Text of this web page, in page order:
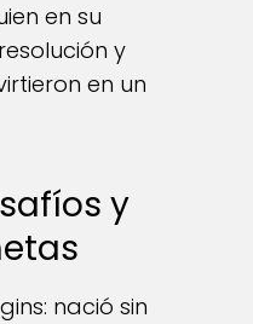
en su
y
en un
y
nació sin